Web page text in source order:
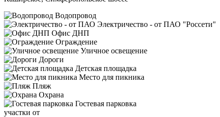
Водопровод
Электричество - от ПАО "Россети"
Офис ДНП
Ограждение
Уличное освещение
Дороги
Детская площадка
Место для пикника
Пляж
Охрана
Гостевая парковка
участки от